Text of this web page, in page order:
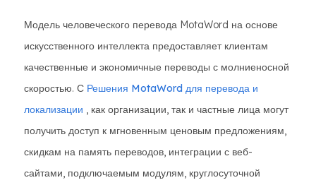
Модель человеческого перевода MotaWord на основе
искусственного интеллекта предоставляет клиентам
качественные и экономичные переводы с молниеносной
скоростью. С Решения MotaWord для перевода и
локализации , как организации, так и частные лица могут
получить доступ к мгновенным ценовым предложениям,
скидкам на память переводов, интеграции с веб-
сайтами, подключаемым модулям, круглосуточной